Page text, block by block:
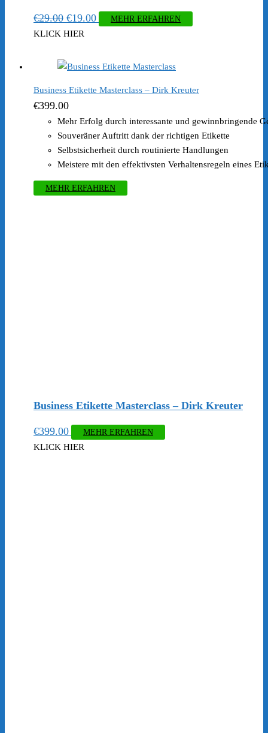
€29.00 Ursprünglicher
Preis
€29.00
€19.00Aktueller
€19.00.
MEHR ERFAHREN
KLICK HIER
Business Etikette Masterclass – Dirk Kreuter
€399.00
Mehr Erfolg durch interessante und gewinnbringende
Souveräner Auftritt dank der richtigen Etikette
Selbstsicherheit durch routinierte Handlungen
Meistere mit den effektivsten Verhaltensregeln eines
MEHR ERFAHREN
Business Etikette Masterclass – Dirk Kreuter
€399.00 MEHR ERFAHREN
KLICK HIER